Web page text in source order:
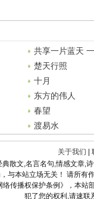
共享一片蓝天
楚天行照
十月
东方的伟人
春望
渡易水
关于我们
典散文,名言名句,情感文章,
与本站立场无关！ 请所
传播权保护条例》，本
犯了您的权利,请速联